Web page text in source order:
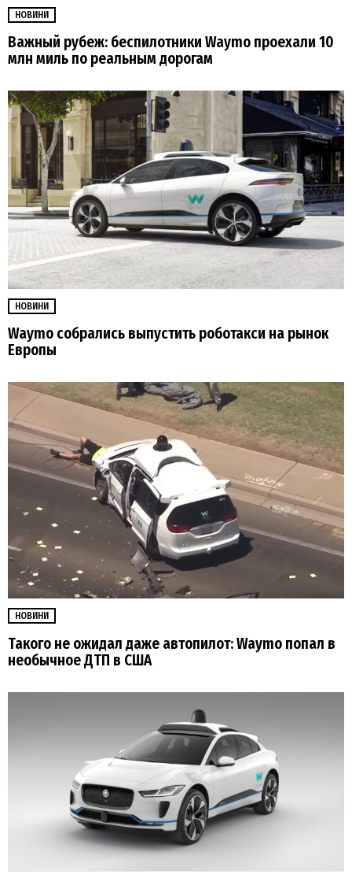
НОВИНИ
Важный рубеж: беспилотники Waymo проехали 10
млн миль по реальным дорогам
НОВИНИ
Waymo собрались выпустить роботакси на рынок
Европы
НОВИНИ
Такого не ожидал даже автопилот: Waymo попал в
необычное ДТП в США